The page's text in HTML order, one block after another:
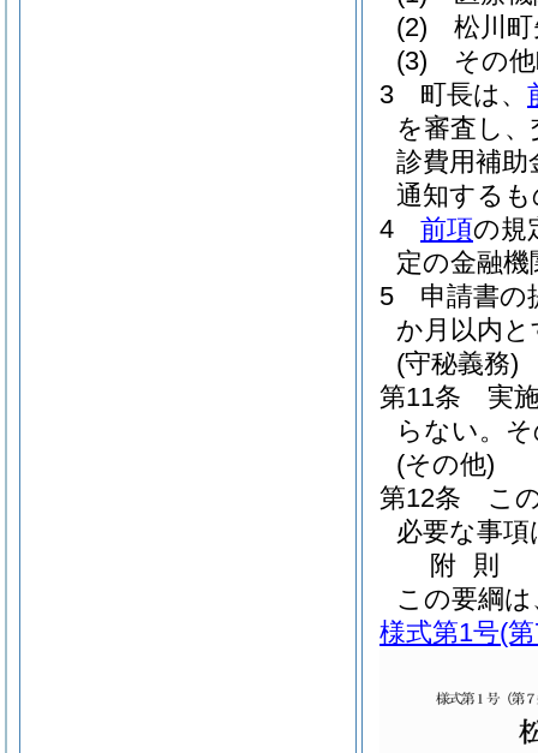
(2)
松川
(3)
その
3
町長は、
を審査し
診費用補助
通知する
4
前項の規
定の金融
5
申請書の
か月以内
(守秘義務)
第11条
実
らない。
(その他)
第12条
こ
必要な事
附 則
この要綱
様式第1号(